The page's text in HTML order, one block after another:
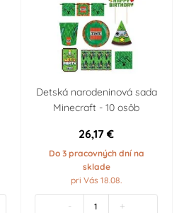
Detská narodeninová sada
Minecraft - 10 osôb
26,17 €
Do 3 pracovných dní na
sklade
pri Vás 18.08.
- +